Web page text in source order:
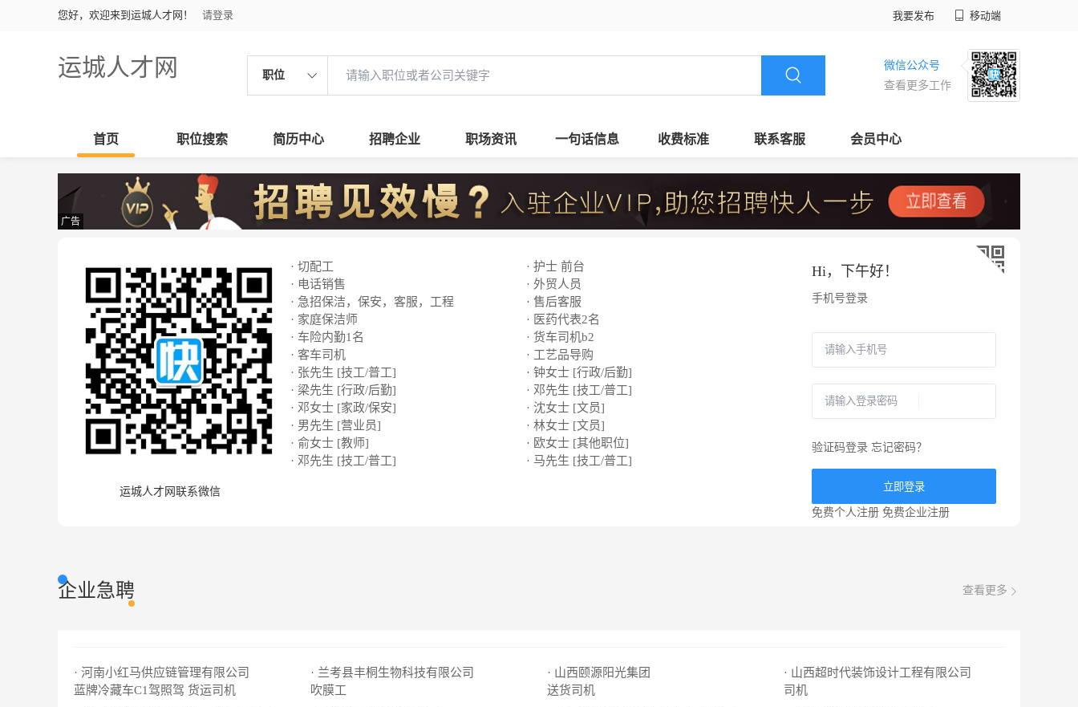
您好，欢迎来到运城人才网！ 请登录 我要发布 移动端
运城人才网 职位
微信公众号
查看更多工作
首页 职位搜索 简历中心 招聘企业 职场资讯 一句话信息 收费标准 联系客服 会员中心
广告
运城人才网联系微信
· 切配工
· 护士 前台
· 电话销售
· 外贸人员
· 急招保洁，保安，客服，工程
· 售后客服
· 家庭保洁师
· 医药代表2名
· 车险内勤1名
· 货车司机b2
· 客车司机
· 工艺品导购
· 张先生 [技工/普工]
· 钟女士 [行政/后勤]
· 梁先生 [行政/后勤]
· 邓先生 [技工/普工]
· 邓女士 [家政/保安]
· 沈女士 [文员]
· 男先生 [营业员]
· 林女士 [文员]
· 俞女士 [教师]
· 欧女士 [其他职位]
· 邓先生 [技工/普工]
· 马先生 [技工/普工]
Hi， 下午好！
手机号登录
验证码登录 忘记密码？
立即登录
免费个人注册 免费企业注册
企业急聘 查看更多
· 河南小红马供应链管理有限公司
蓝牌冷藏车C1驾照驾 货运司机
· 兰考县丰桐生物科技有限公司
吹膜工
· 山西颐源阳光集团
送货司机
· 山西超时代装饰设计工程有限公司
司机